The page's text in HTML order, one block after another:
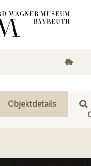
Objektdetails